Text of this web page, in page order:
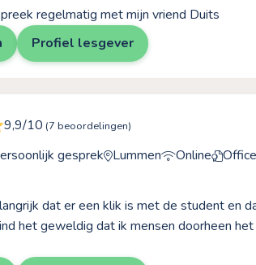
regelmatig met mijn vriend Duits
Profiel lesgever
9,9/10 (7 beoordelingen)
gesprek Lummen Online
dat er een klik is met de student en
het geweldig dat ik mensen doorheen